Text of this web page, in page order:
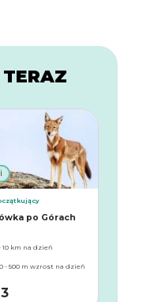
po Górach
10 km na dzień
- 500 m wzrost na dzień